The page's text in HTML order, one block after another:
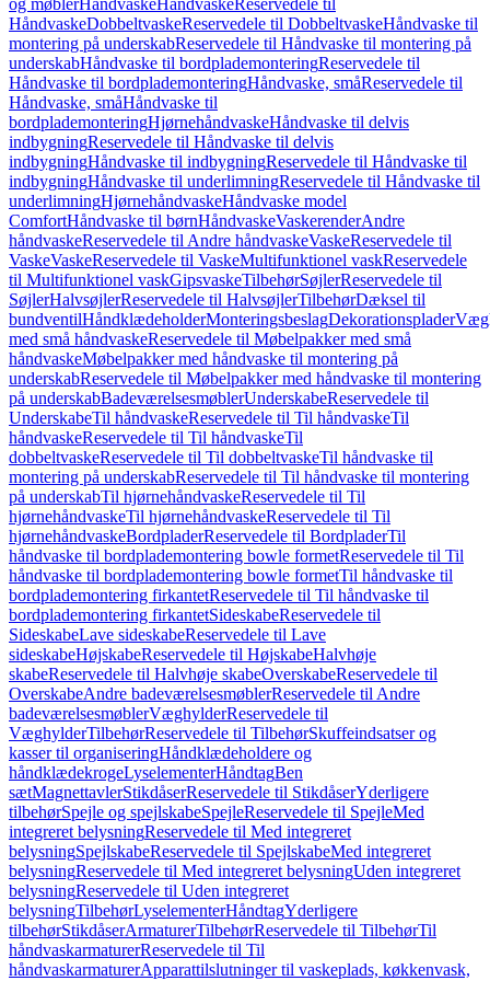
og møblerHåndvaskeHåndvaskeReservedele til
HåndvaskeDobbeltvaskeReservedele til DobbeltvaskeHåndvaske til
montering på underskabReservedele til Håndvaske til montering på
underskabHåndvaske til bordplademonteringReservedele til
Håndvaske til bordplademonteringHåndvaske, småReservedele til
Håndvaske, småHåndvaske til
bordplademonteringHjørnehåndvaskeHåndvaske til delvis
indbygningReservedele til Håndvaske til delvis
indbygningHåndvaske til indbygningReservedele til Håndvaske til
indbygningHåndvaske til underlimningReservedele til Håndvaske til
underlimningHjørnehåndvaskeHåndvaske model
ComfortHåndvaske til børnHåndvaskeVaskerenderAndre
håndvaskeReservedele til Andre håndvaskeVaskeReservedele til
VaskeVaskeReservedele til VaskeMultifunktionel vaskReservedele
til Multifunktionel vaskGipsvaskeTilbehørSøjlerReservedele til
SøjlerHalvsøjlerReservedele til HalvsøjlerTilbehørDæksel til
bundventilHåndklædeholderMonteringsbeslagDekorationsplader
med små håndvaskeReservedele til Møbelpakker med små
håndvaskeMøbelpakker med håndvaske til montering på
underskabReservedele til Møbelpakker med håndvaske til montering
på underskabBadeværelsesmøblerUnderskabeReservedele til
UnderskabeTil håndvaskeReservedele til Til håndvaskeTil
håndvaskeReservedele til Til håndvaskeTil
dobbeltvaskeReservedele til Til dobbeltvaskeTil håndvaske til
montering på underskabReservedele til Til håndvaske til montering
på underskabTil hjørnehåndvaskeReservedele til Til
hjørnehåndvaskeTil hjørnehåndvaskeReservedele til Til
hjørnehåndvaskeBordpladerReservedele til BordpladerTil
håndvaske til bordplademontering bowle formetReservedele til Til
håndvaske til bordplademontering bowle formetTil håndvaske til
bordplademontering firkantetReservedele til Til håndvaske til
bordplademontering firkantetSideskabeReservedele til
SideskabeLave sideskabeReservedele til Lave
sideskabeHøjskabeReservedele til HøjskabeHalvhøje
skabeReservedele til Halvhøje skabeOverskabeReservedele til
OverskabeAndre badeværelsesmøblerReservedele til Andre
badeværelsesmøblerVæghylderReservedele til
VæghylderTilbehørReservedele til TilbehørSkuffeindsatser og
kasser til organiseringHåndklædeholdere og
håndklædekrogeLyselementerHåndtagBen
sætMagnettavlerStikdåserReservedele til StikdåserYderligere
tilbehørSpejle og spejlskabeSpejleReservedele til SpejleMed
integreret belysningReservedele til Med integreret
belysningSpejlskabeReservedele til SpejlskabeMed integreret
belysningReservedele til Med integreret belysningUden integreret
belysningReservedele til Uden integreret
belysningTilbehørLyselementerHåndtagYderligere
tilbehørStikdåserArmaturerTilbehørReservedele til TilbehørTil
håndvaskarmaturerReservedele til Til
håndvaskarmaturerApparattilslutninger til vaskeplads, køkkenvask,